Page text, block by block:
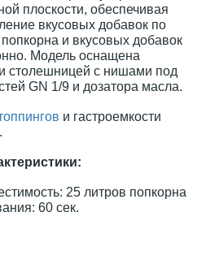
плоскости, обеспечивая
вкусовых добавок по
и вкусовых добавок
Модель оснащена
столешницей с нишами под
GN 1/9 и дозатора масла.
и гастроемкости
25 литров попкорна
60 сек.